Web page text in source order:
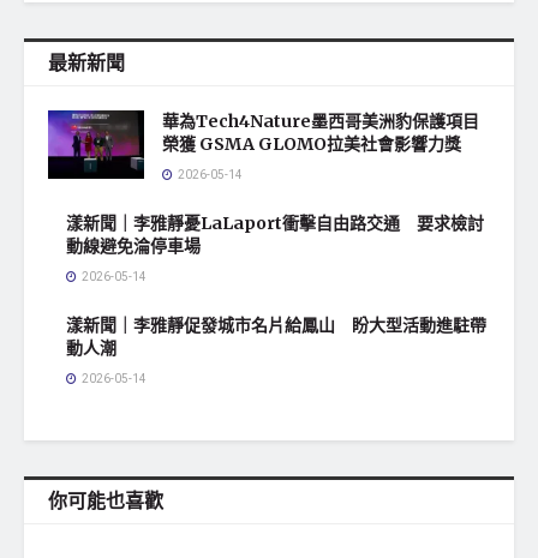
最新新聞
華為Tech4Nature墨西哥美洲豹保護項目
榮獲 GSMA GLOMO拉美社會影響力獎
2026-05-14
漾新聞｜李雅靜憂LaLaport衝擊自由路交通 要求檢討
動線避免淪停車場
2026-05-14
漾新聞｜李雅靜促發城市名片給鳳山 盼大型活動進駐帶
動人潮
2026-05-14
你可能也喜歡